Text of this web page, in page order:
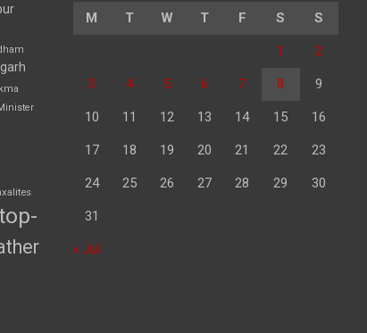
M T W T F S S
1 2
3 4 5 6 7 8 9
10 11 12 13 14 15 16
17 18 19 20 21 22 23
24 25 26 27 28 29 30
31
« Jul